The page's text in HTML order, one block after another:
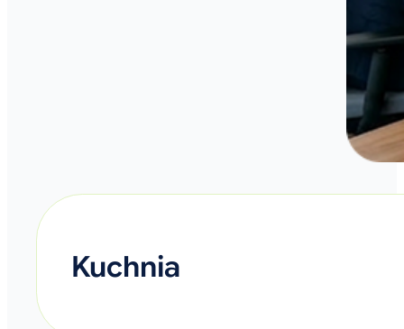
Kuchnia